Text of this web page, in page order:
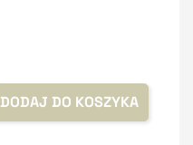
DODAJ DO KOSZYKA